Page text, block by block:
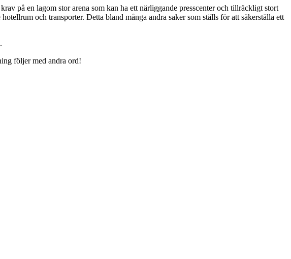
på en lagom stor arena som kan ha ett närliggande presscenter och tillräckligt stort
och transporter. Detta bland många andra saker som ställs för att säkerställa ett
följer med andra ord!